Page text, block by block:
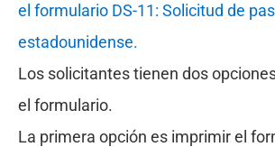
el formulario DS-11: Solicitud de
estadounidense.
Los solicitantes tienen dos
el formulario.
La primera opción es imprimir el